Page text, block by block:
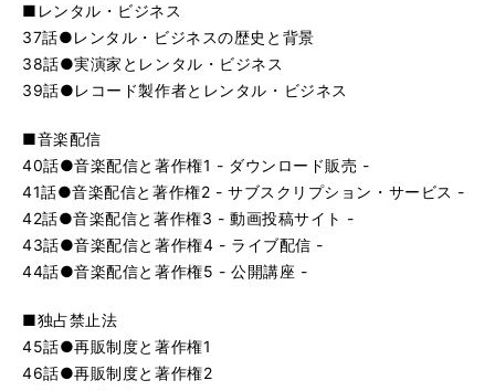
■レンタル・ビジネス
37話●レンタル・ビジネスの歴史と背景
38話●実演家とレンタル・ビジネス
39話●レコード製作者とレンタル・ビジネス
■音楽配信
40話●音楽配信と著作権1 - ダウンロード販売 -
41話●音楽配信と著作権2 - サブスクリプション・サービス -
42話●音楽配信と著作権3 - 動画投稿サイト -
43話●音楽配信と著作権4 - ライブ配信 -
44話●音楽配信と著作権5 - 公開講座 -
■独占禁止法
45話●再販制度と著作権1
46話●再販制度と著作権2